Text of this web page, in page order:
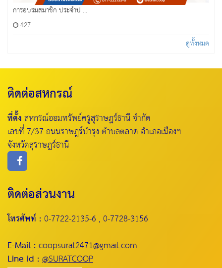
การอบรมสมาชิก ประจำป ...
427
ดูทั้งหมด
ติดต่อสหกรณ์
ที่ตั้งสหกรณ์ออมทรัพย์ครูสุราษฎร์ธานี จำกัด
เลขที่ 7/37 ถนนราษฎร์บำรุง ตำบลตลาด อำเภอเมืองฯ
จังหวัดสุราษฎร์ธานี
ติดต่อส่วนงาน
โทรศัพท์ :0-7722-2135-6 , 0-7728-3156
E-Mail :coopsurat2471@gmail.com
Line id :@SURATCOOP